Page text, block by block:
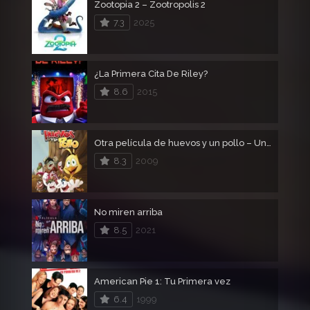
Zootopia 2 – Zootropolis 2
7.3
2025
¿La Primera Cita De Riley?
8.6
2015
Otra película de huevos y un pollo – Una pelicula de huevos 2
8.3
2009
No miren arriba
8.5
2021
American Pie 1: Tu Primera vez
6.4
1999